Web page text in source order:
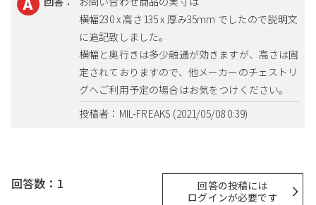
横幅230 x 高さ135 x 厚み35mm でしたので説明文
に追記致しました。
横幅と奥行きは多少融通が効きますが、高さは固
定されておりますので、他メーカーのチェストリ
グへご利用予定の場合はお気をつけください。
投稿者：MIL-FREAKS (2021/05/08 0:39)
回答数：1
回答の投稿には
ログインが必要です